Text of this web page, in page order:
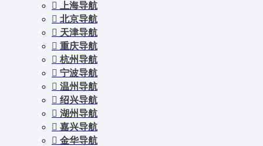
上海导航
北京导航
天津导航
重庆导航
杭州导航
宁波导航
温州导航
绍兴导航
湖州导航
嘉兴导航
金华导航